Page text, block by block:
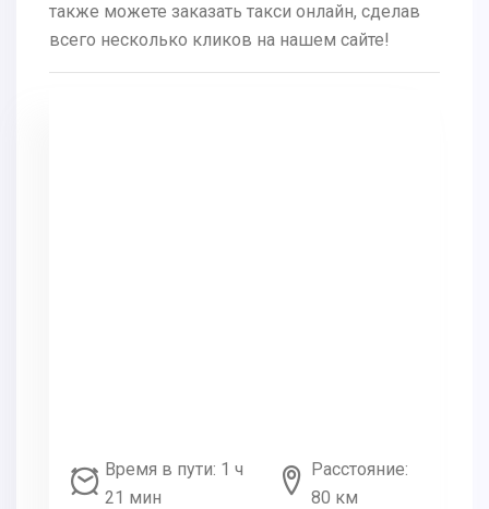
также можете заказать такси онлайн, сделав
всего несколько кликов на нашем сайте!
Время в пути: 1 ч
21 мин
Расстояние:
80 км